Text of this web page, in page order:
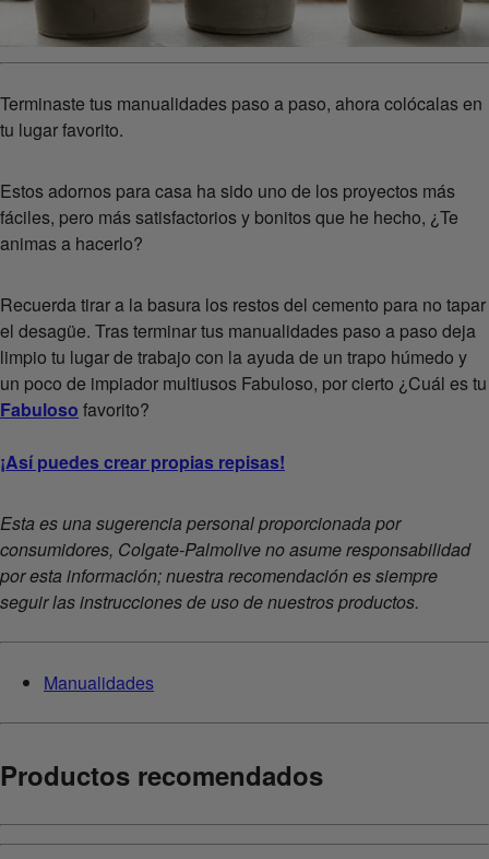
Terminaste tus manualidades paso a paso, ahora colócalas en
tu lugar favorito.
Estos adornos para casa ha sido uno de los proyectos más
fáciles, pero más satisfactorios y bonitos que he hecho, ¿Te
animas a hacerlo?
Recuerda tirar a la basura los restos del cemento para no tapar
el desagüe. Tras terminar tus manualidades paso a paso deja
limpio tu lugar de trabajo con la ayuda de un trapo húmedo y
un poco de impiador multiusos Fabuloso, por cierto ¿Cuál es tu
Fabuloso favorito?
¡Así puedes crear propias repisas!
Esta es una sugerencia personal proporcionada por
consumidores, Colgate-Palmolive no asume responsabilidad
por esta información; nuestra recomendación es siempre
seguir las instrucciones de uso de nuestros productos.
Manualidades
Productos recomendados